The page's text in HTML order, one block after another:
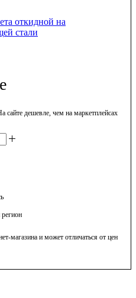
сайте дешевле, чем на маркетплейсах
магазина и может отличаться от цен